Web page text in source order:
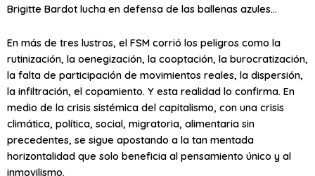
Brigitte Bardot lucha en defensa de las ballenas azules…
En más de tres lustros, el FSM corrió los peligros como la
rutinización, la oenegización, la cooptación, la burocratización,
la falta de participación de movimientos reales, la dispersión,
la infiltración, el copamiento. Y esta realidad lo confirma. En
medio de la crisis sistémica del capitalismo, con una crisis
climática, política, social, migratoria, alimentaria sin
precedentes, se sigue apostando a la tan mentada
horizontalidad que solo beneficia al pensamiento único y al
inmovilismo.